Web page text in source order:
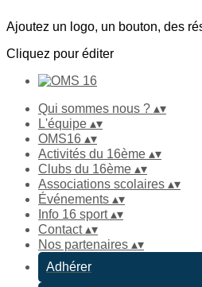
Ajoutez un logo, un bouton, des
Cliquez pour éditer
Qui sommes nous ? ▴▾
L'équipe ▴▾
OMS16 ▴▾
Activités du 16ème ▴▾
Clubs du 16ème ▴▾
Associations scolaires ▴▾
Événements ▴▾
Info 16 sport▴▾
Contact▴▾
Nos partenaires ▴▾
Adhérer